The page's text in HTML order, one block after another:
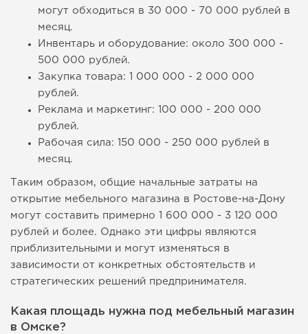
могут обходиться в 30 000 - 70 000 рублей в
месяц.
Инвентарь и оборудование: около 300 000 -
500 000 рублей.
Закупка товара: 1 000 000 - 2 000 000
рублей.
Реклама и маркетинг: 100 000 - 200 000
рублей.
Рабочая сила: 150 000 - 250 000 рублей в
месяц.
Таким образом, общие начальные затраты на
открытие мебельного магазина в Ростове-на-Дону
могут составить примерно 1 600 000 - 3 120 000
рублей и более. Однако эти цифры являются
приблизительными и могут изменяться в
зависимости от конкретных обстоятельств и
стратегических решений предпринимателя.
Какая площадь нужна под мебельный магазин
в Омске?